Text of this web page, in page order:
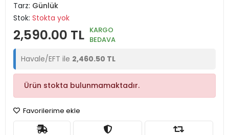
Tarz: Günlük
Stok: Stokta yok
2,590.00 TL KARGO
BEDAVA
Havale/EFT ile 2,460.50 TL
Ürün stokta bulunmamaktadır.
Favorilerime ekle